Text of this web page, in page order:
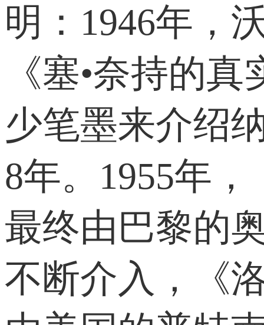
明：1946年，
《塞•奈持的
少笔墨来介绍
8年。1955年
最终由巴黎的
不断介入，《